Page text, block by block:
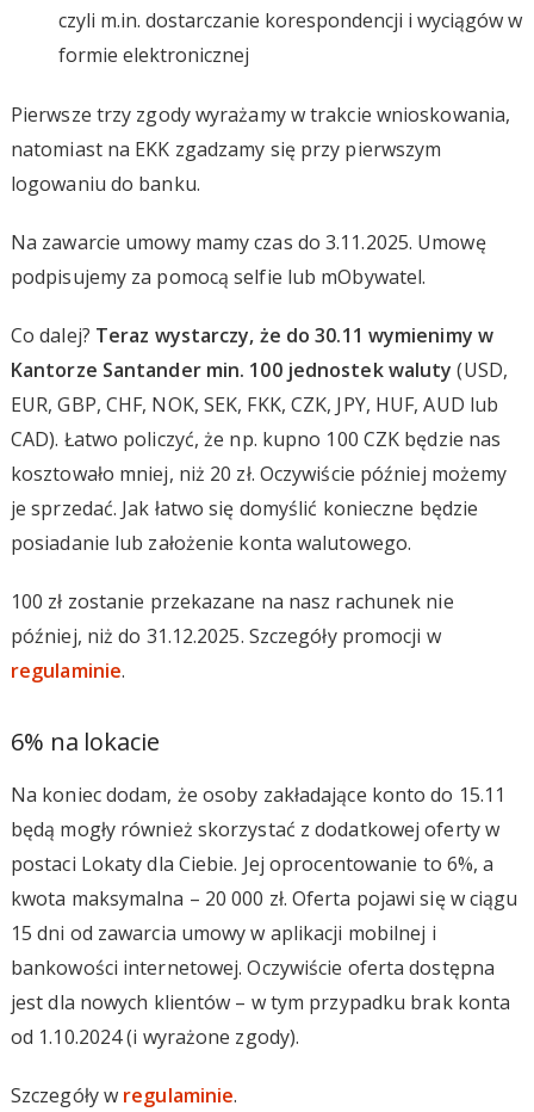
czyli m.in. dostarczanie korespondencji i wyciągów w
formie elektronicznej
Pierwsze trzy zgody wyrażamy w trakcie wnioskowania,
natomiast na EKK zgadzamy się przy pierwszym
logowaniu do banku.
Na zawarcie umowy mamy czas do 3.11.2025. Umowę
podpisujemy za pomocą selfie lub mObywatel.
Co dalej? Teraz wystarczy, że do 30.11 wymienimy w
Kantorze Santander min. 100 jednostek waluty (USD,
EUR, GBP, CHF, NOK, SEK, FKK, CZK, JPY, HUF, AUD lub
CAD). Łatwo policzyć, że np. kupno 100 CZK będzie nas
kosztowało mniej, niż 20 zł. Oczywiście później możemy
je sprzedać. Jak łatwo się domyślić konieczne będzie
posiadanie lub założenie konta walutowego.
100 zł zostanie przekazane na nasz rachunek nie
później, niż do 31.12.2025. Szczegóły promocji w
regulaminie.
6% na lokacie
Na koniec dodam, że osoby zakładające konto do 15.11
będą mogły również skorzystać z dodatkowej oferty w
postaci Lokaty dla Ciebie. Jej oprocentowanie to 6%, a
kwota maksymalna – 20 000 zł. Oferta pojawi się w ciągu
15 dni od zawarcia umowy w aplikacji mobilnej i
bankowości internetowej. Oczywiście oferta dostępna
jest dla nowych klientów – w tym przypadku brak konta
od 1.10.2024 (i wyrażone zgody).
Szczegóły w regulaminie.